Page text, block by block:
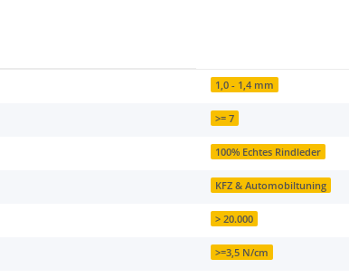
1,0 - 1,4 mm
>= 7
100% Echtes Rindleder
KFZ & Automobiltuning
> 20.000
>=3,5 N/cm